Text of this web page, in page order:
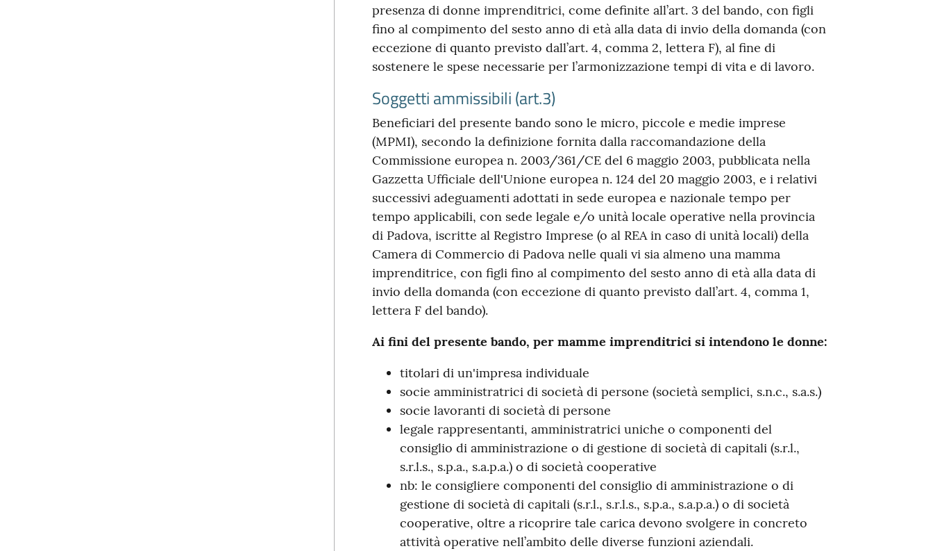
presenza di donne imprenditrici, come definite all’art. 3 del bando, con figli
fino al compimento del sesto anno di età alla data di invio della domanda (con
eccezione di quanto previsto dall’art. 4, comma 2, lettera F), al fine di
sostenere le spese necessarie per l’armonizzazione tempi di vita e di lavoro.
Soggetti ammissibili (art.3)
Beneficiari del presente bando sono le micro, piccole e medie imprese
(MPMI), secondo la definizione fornita dalla raccomandazione della
Commissione europea n. 2003/361/CE del 6 maggio 2003, pubblicata nella
Gazzetta Ufficiale dell'Unione europea n. 124 del 20 maggio 2003, e i relativi
successivi adeguamenti adottati in sede europea e nazionale tempo per
tempo applicabili, con sede legale e/o unità locale operative nella provincia
di Padova, iscritte al Registro Imprese (o al REA in caso di unità locali) della
Camera di Commercio di Padova nelle quali vi sia almeno una mamma
imprenditrice, con figli fino al compimento del sesto anno di età alla data di
invio della domanda (con eccezione di quanto previsto dall’art. 4, comma 1,
lettera F del bando).
Ai fini del presente bando, per mamme imprenditrici si intendono le donne:
titolari di un'impresa individuale
socie amministratrici di società di persone (società semplici, s.n.c., s.a.s.)
socie lavoranti di società di persone
legale rappresentanti, amministratrici uniche o componenti del
consiglio di amministrazione o di gestione di società di capitali (s.r.l.,
s.r.l.s., s.p.a., s.a.p.a.) o di società cooperative
nb: le consigliere componenti del consiglio di amministrazione o di
gestione di società di capitali (s.r.l., s.r.l.s., s.p.a., s.a.p.a.) o di società
cooperative, oltre a ricoprire tale carica devono svolgere in concreto
attività operative nell’ambito delle diverse funzioni aziendali.